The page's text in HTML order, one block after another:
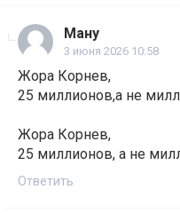
Ману
3 июня 2026 10:58
Жора Корнев,
25 миллионов,а не
Жора Корнев,
25 миллионов, а не
Ответить